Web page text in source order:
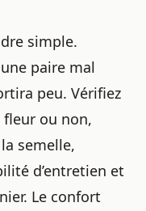
simple.
paire mal
peu. Vérifiez
ou non,
semelle,
d’entretien et
Le confort